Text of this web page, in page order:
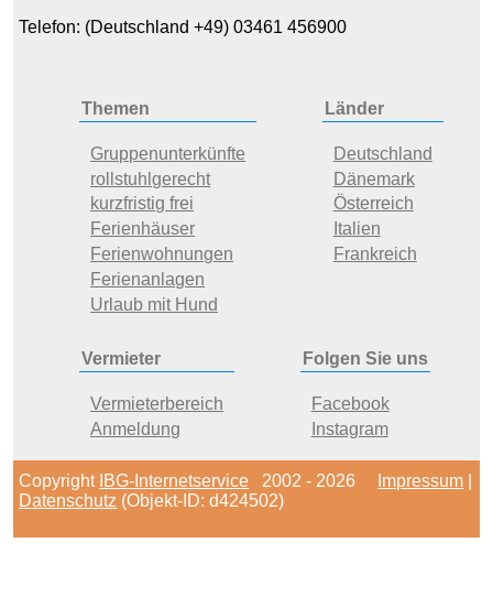
Telefon: (Deutschland +49) 03461 456900
Themen
Gruppenunterkünfte
rollstuhlgerecht
kurzfristig frei
Ferienhäuser
Ferienwohnungen
Ferienanlagen
Urlaub mit Hund
Länder
Deutschland
Dänemark
Österreich
Italien
Frankreich
Vermieter
Vermieterbereich
Anmeldung
Folgen Sie uns
Facebook
Instagram
Copyright IBG-Internetservice 2002 - 2026 Impressum
Datenschutz (Objekt-ID: d424502)